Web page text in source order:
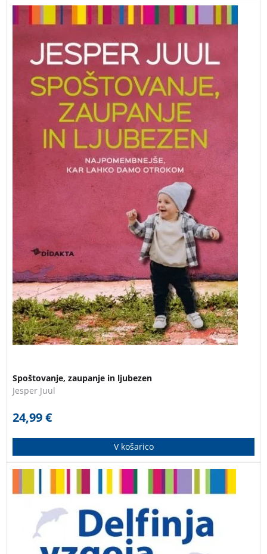
Skrivnost uspešne vzgoje. Najsi gre za trmo, težave v
šoli ali puberteto, enakopravni odnosi so tudi v težkih
časih ključ do družinske sreče.
Spoštovanje, zaupanje in ljubezen
Spoštovanje, zaupanje in ljubezen
Jesper Juul
24,99€
V košarico
uspešnica “Delfinja vzgoja” na podlagi najnovejših
raziskav v nevroznanosti in znanosti o vedenju
razkrije, zakaj preveč nasilni, z nadzorom obsedeni